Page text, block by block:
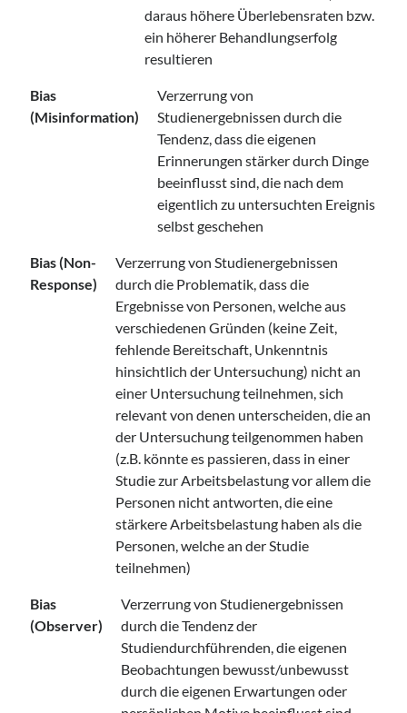
daraus höhere Überlebensraten bzw.
ein höherer Behandlungserfolg
resultieren
Bias
(Misinformation)
Verzerrung von
Studienergebnissen durch die
Tendenz, dass die eigenen
Erinnerungen stärker durch Dinge
beeinflusst sind, die nach dem
eigentlich zu untersuchten Ereignis
selbst geschehen
Bias (Non-
Response)
Verzerrung von Studienergebnissen
durch die Problematik, dass die
Ergebnisse von Personen, welche aus
verschiedenen Gründen (keine Zeit,
fehlende Bereitschaft, Unkenntnis
hinsichtlich der Untersuchung) nicht an
einer Untersuchung teilnehmen, sich
relevant von denen unterscheiden, die an
der Untersuchung teilgenommen haben
(z.B. könnte es passieren, dass in einer
Studie zur Arbeitsbelastung vor allem die
Personen nicht antworten, die eine
stärkere Arbeitsbelastung haben als die
Personen, welche an der Studie
teilnehmen)
Bias
(Observer)
Verzerrung von Studienergebnissen
durch die Tendenz der
Studiendurchführenden, die eigenen
Beobachtungen bewusst/unbewusst
durch die eigenen Erwartungen oder